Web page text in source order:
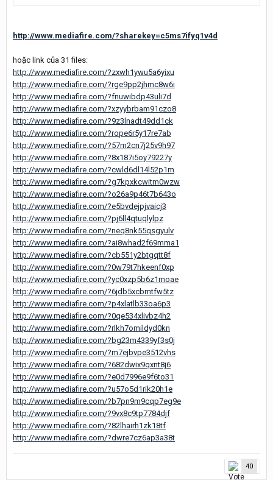
http://www.mediafire.com/?sharekey=c5ms7ifyq1v4d
hoặc link của 31 files:
http://www.mediafire.com/?zxwh1ywu5a6yixu
http://www.mediafire.com/?rge9pp2jhmc8w6i
http://www.mediafire.com/?fnuwibdp43uli7d
http://www.mediafire.com/?xzyybrbam91czo8
http://www.mediafire.com/?9z3lnadt49dd1ck
http://www.mediafire.com/?rope6r5y17re7ab
http://www.mediafire.com/?57m2cn7j25v9h97
http://www.mediafire.com/?8x187i5oy79227y
http://www.mediafire.com/?cwld6dl14l52p1m
http://www.mediafire.com/?g7kpxkcwitm0wzw
http://www.mediafire.com/?o26a9p46t7b643o
http://www.mediafire.com/?e5bvdejpjvaicj3
http://www.mediafire.com/?pj6ll4qtuqlylpz
http://www.mediafire.com/?neq8nk55qsgyulv
http://www.mediafire.com/?ai8whad2f69mma1
http://www.mediafire.com/?cb551y2btgqtt8f
http://www.mediafire.com/?0w79t7hkeenf0xp
http://www.mediafire.com/?yc0xzp5b6z1moae
http://www.mediafire.com/?6jdb5xcbmtfw5tz
http://www.mediafire.com/?p4xlatlb33oa6p3
http://www.mediafire.com/?0qe534xlivbz4h2
http://www.mediafire.com/?rlkh7omildyd0kn
http://www.mediafire.com/?bg23m4339yf3s0j
http://www.mediafire.com/?m7ejbvpe3512vhs
http://www.mediafire.com/?682dwix9qxnt8j6
http://www.mediafire.com/?e0d7996e9f6to31
http://www.mediafire.com/?u57o5d1rik20h1e
http://www.mediafire.com/?b7pn9m9cqp7eg9e
http://www.mediafire.com/?9vx8c9tp7784djf
http://www.mediafire.com/?82lhairh1zk18tf
http://www.mediafire.com/?dwre7cz6ap3a38t
40